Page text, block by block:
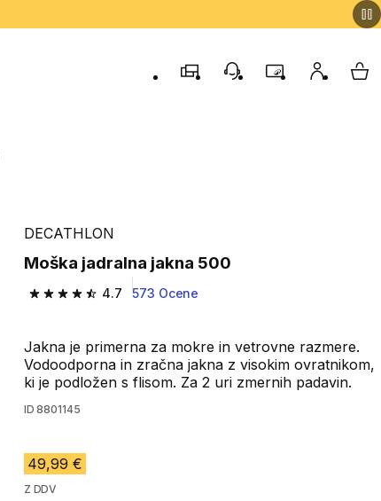
TrgovinePodporo strankam
ProgramMoj račun
DECATHLON
Moška jadralna jakna 500
4.7
4.7 od 5 zvezdic from 573 ocene
573 Ocene
Jakna je primerna za mokre in vetrovne razmere.
Vodoodporna in zračna jakna z visokim ovratnikom,
ki je podložen s flisom. Za 2 uri zmernih padavin.
ID 8801145
49,99 €
Z DDV